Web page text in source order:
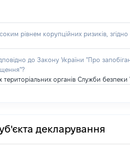
рівнем корупційних ризиків,
до Закону України "Про
органів Служби безпеки
декларування